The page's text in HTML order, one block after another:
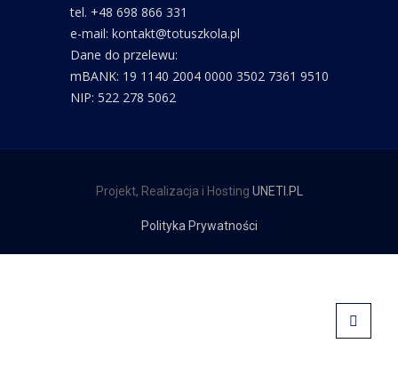
tel. +48 698 866 331
e-mail: kontakt@totuszkola.pl
Dane do przelewu:
mBANK: 19 1140 2004 0000 3502 7361 9510
NIP: 522 278 5062
Projekt, Realizacja i Hosting UNETI.PL
Polityka Prywatności